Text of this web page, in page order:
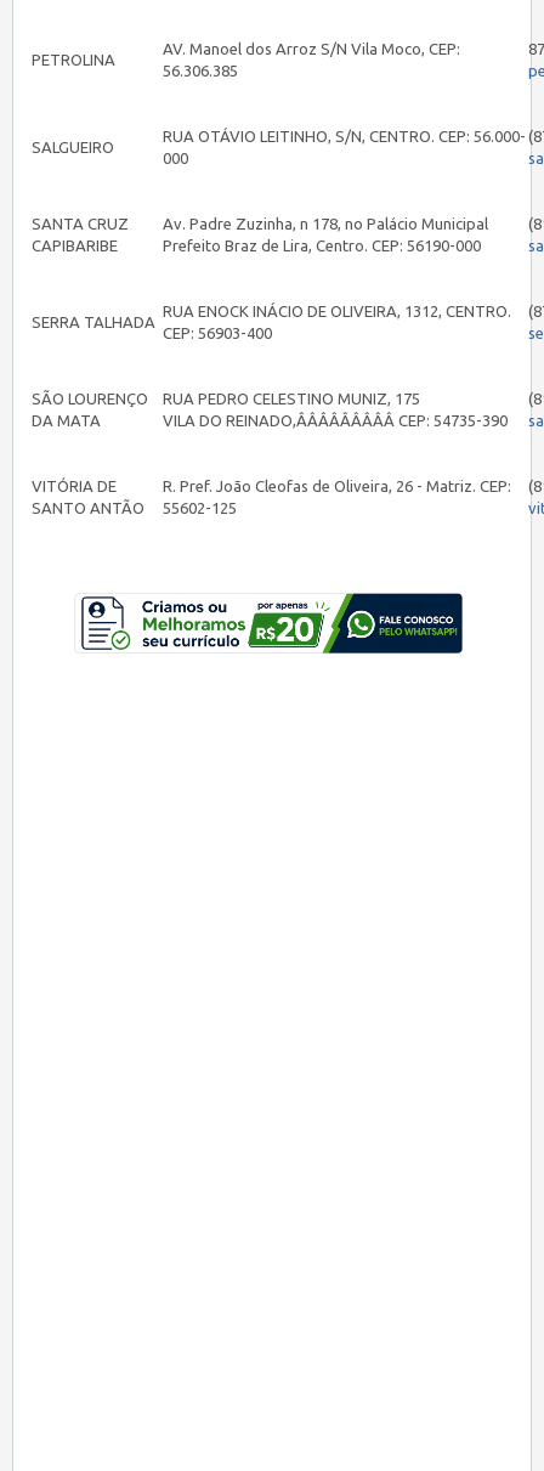
PETROLINA
AV. Manoel dos Arroz S/N Vila Moco, CEP:
56.306.385
SALGUEIRO
RUA OTÁVIO LEITINHO, S/N, CENTRO. CEP: 56.000-
000
SANTA CRUZ
CAPIBARIBE
Av. Padre Zuzinha, n 178, no Palácio Municipal
Prefeito Braz de Lira, Centro. CEP: 56190-000
SERRA TALHADA
RUA ENOCK INÁCIO DE OLIVEIRA, 1312, CENTRO.
CEP: 56903-400
SÃO LOURENÇO
DA MATA
RUA PEDRO CELESTINO MUNIZ, 175
VILA DO REINADO,ÂÂÂÂÂÂÂÂÂ CEP: 54735-390
VITÓRIA DE
SANTO ANTÃO
R. Pref. João Cleofas de Oliveira, 26 - Matriz. CEP:
55602-125